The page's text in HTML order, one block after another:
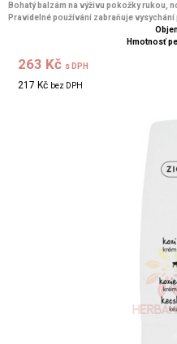
Bohatý balzám na výživu pokožky rukou,
Pravidelné používání zabraňuje vysychání
Hmotnosť
263 Kč s DPH
217 Kč bez DPH